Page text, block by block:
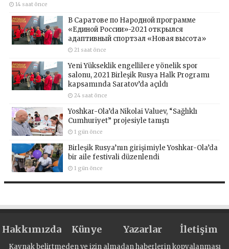
14 saat önce
В Саратове по Народной программе
«Единой России»-2021 открылся
адаптивный спортзал «Новая высота»
21 saat önce
Yeni Yükseklik engellilere yönelik spor
salonu, 2021 Birleşik Rusya Halk Programı
kapsamında Saratov’da açıldı
24 saat önce
Yoshkar-Ola’da Nikolai Valuev, “Sağlıklı
Cumhuriyet” projesiyle tanıştı
1 gün önce
Birleşik Rusya’nın girişimiyle Yoshkar-Ola’da
bir aile festivali düzenlendi
1 gün önce
Hakkımızda Künye Yazarlar İletişim
Kaynak belirtmeden ve izin almadan haberlerin kopyalanması